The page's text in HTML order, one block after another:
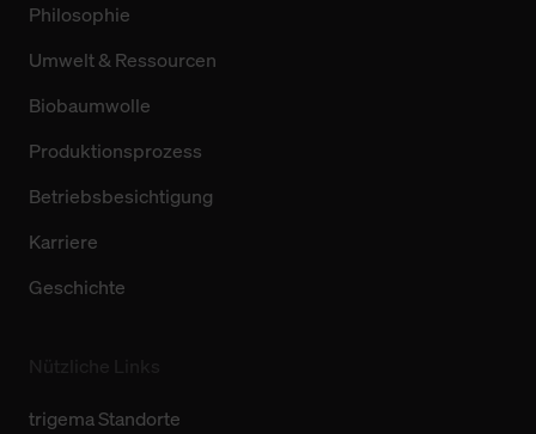
Philosophie
Umwelt & Ressourcen
Biobaumwolle
Produktionsprozess
Betriebsbesichtigung
Karriere
Geschichte
trigema Standorte